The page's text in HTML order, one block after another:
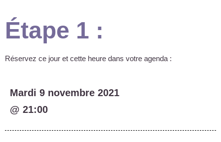
Étape 1 :
Réservez ce jour et cette heure dans votre agenda :
Mardi 9 novembre 2021
@ 21:00